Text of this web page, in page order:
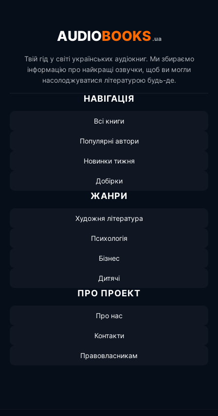
AUDIOBOOKS .ua
Твій гід у світі українських аудіокниг. Ми збираємо
інформацію про найкращі озвучки, щоб ви могли
насолоджуватися літературою будь-де.
НАВІГАЦІЯ
Всі книги
Популярні автори
Новинки тижня
Добірки
ЖАНРИ
Художня література
Психологія
Бізнес
Дитячі
ПРО ПРОЕКТ
Про нас
Контакти
Правовласникам